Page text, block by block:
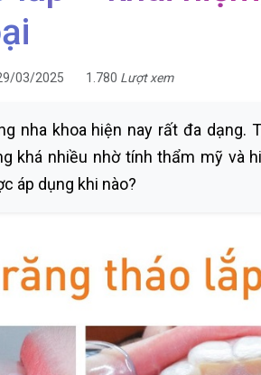
03/2025 1.780 Lượt xem
nha khoa hiện nay rất đa dạng.
khá nhiều nhờ tính thẩm mỹ và
áp dụng khi nào?